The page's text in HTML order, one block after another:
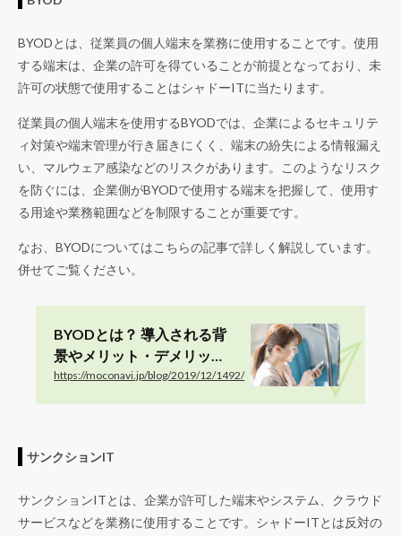
BYODとは、従業員の個人端末を業務に使用することです。使用
する端末は、企業の許可を得ていることが前提となっており、未
許可の状態で使用することはシャドーITに当たります。
従業員の個人端末を使用するBYODでは、企業によるセキュリテ
ィ対策や端末管理が行き届きにくく、端末の紛失による情報漏え
い、マルウェア感染などのリスクがあります。このようなリスク
を防ぐには、企業側がBYODで使用する端末を把握して、使用す
る用途や業務範囲などを制限することが重要です。
なお、BYODについてはこちらの記事で詳しく解説しています。
併せてご覧ください。
BYODとは？ 導入される背
景やメリット・デメリッ
ト、導入事例7選
https://moconavi.jp/blog/2019/12/1492/
サンクションIT
サンクションITとは、企業が許可した端末やシステム、クラウド
サービスなどを業務に使用することです。シャドーITとは反対の